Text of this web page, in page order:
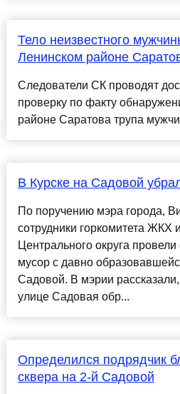
Тело неизвестного
Ленинском районе
Следователи СК проводят
проверку по факту
районе Саратова трупа
В Курске на Садовой
По поручению мэра города,
сотрудники горкомитета ЖКХ
Центрального округа
мусор с давно
Садовой. В мэрии
улице Садовая обр...
Определился подрядчик
сквера на 2-й Садовой